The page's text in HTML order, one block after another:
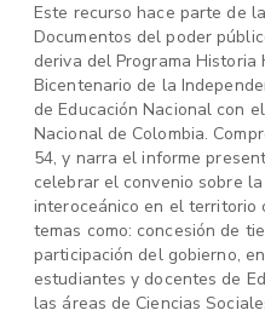
Este recurso hace parte de
Documentos del poder
deriva del Programa
Bicentenario de la
de Educación Nacional con
Nacional de Colombia.
54, y narra el informe
celebrar el convenio sobre
interoceánico en el territorio
temas como: concesión de
participación del gobierno,
estudiantes y docentes de
las áreas de Ciencias